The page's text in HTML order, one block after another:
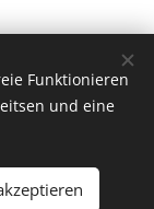
Funktionieren
und eine